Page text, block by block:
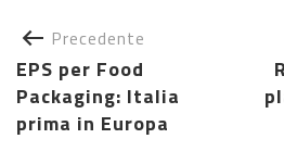
Precedente
EPS per Food
Packaging: Italia
prima in Europa